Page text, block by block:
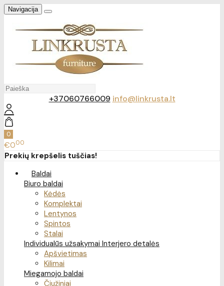
Navigacija
+37060766009 info@linkrusta.lt
0
€000
Prekių krepšelis tuščias!
Baldai
Biuro baldai
Kėdės
Komplektai
Lentynos
Spintos
Stalai
Individualūs užsakymai Interjero detalės
Apšvietimas
Kilimai
Miegamojo baldai
Čiužiniai